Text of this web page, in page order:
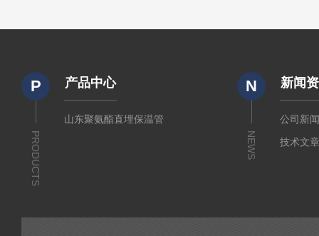
P
PRODUCTS
产品中心
山东聚氨酯直埋保温管
N
NEWS
新闻
公司新
技术文